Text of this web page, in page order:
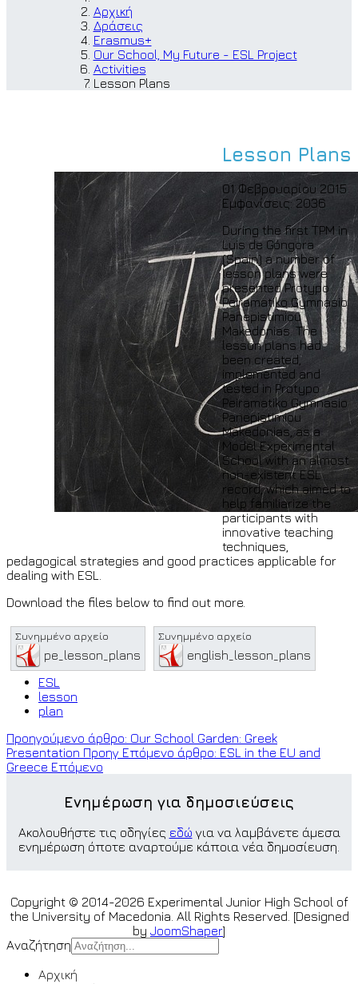
Αρχική
Δράσεις
Erasmus+
Our School, My Future - ESL Project
Activities
Lesson Plans
Lesson Plans
01 Φεβρουαρίου 2015
Εμφανίσεις: 2036
During the first TPM in
Luis de Góngora
(Spain) a number of
lesson plans were
presented Protypo
Peiramatiko Gymnasio
Panepistimiou
Makedonias. The
lesson plans had
been created,
implemented and
tested in Protypo
Peiramatiko Gymnasio
Panepistimiou
Makedonias, as a
Model Experimental
School with an almost
non-existent ESL
record, which aimed to
help familiarize the
participants with
innovative teaching
techniques,
pedagogical strategies and good practices applicable for
dealing with ESL.
Download the files below to find out more.
pe_lesson_plans
english_lesson_plans
ESL
lesson
plan
Προηγούμενο άρθρο: Our School Garden: Greek
Presentation Προηγ Επόμενο άρθρο: ESL in the EU and
Greece Επόμενο
Ενημέρωση για δημοσιεύσεις
Ακολουθήστε τις οδηγίες εδώ για να λαμβάνετε άμεσα
ενημέρωση όποτε αναρτούμε κάποια νέα δημοσίευση.
Copyright © 2014-2026 Experimental Junior High School of
the University of Macedonia. All Rights Reserved. [Designed
by JoomShaper]
Αναζήτηση
Αρχική